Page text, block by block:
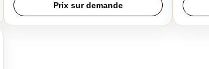
Prix sur demande